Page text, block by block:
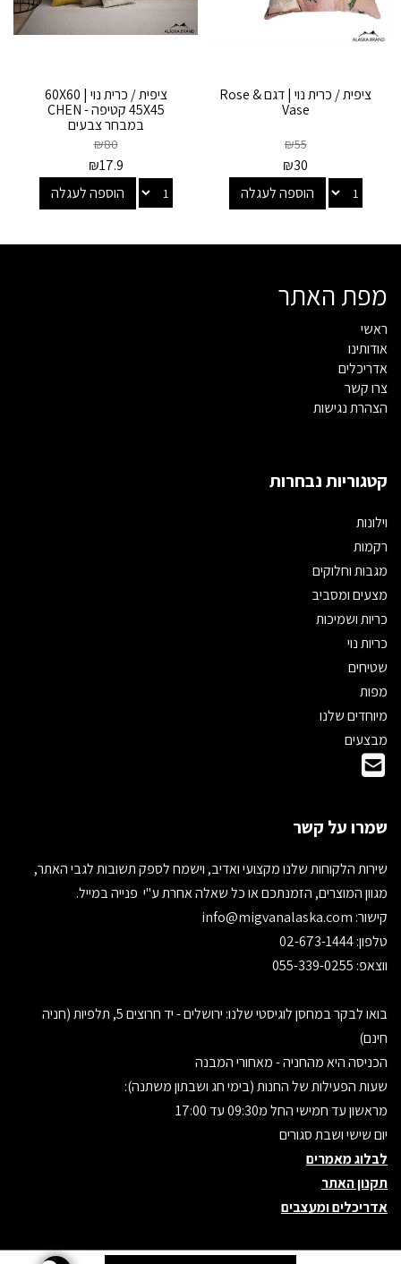
ציפית / כרית נוי | דגם Rose &
Vase
₪55
₪30
הוספה לעגלה
ציפית / כרית נוי 60X60 |
45X45 קטיפה - CHEN
במבחר צבעים
₪80
₪17.9
הוספה לעגלה
מפת האתר
ראשי
אודותינו
אדריכלים
צרו קשר
הצהרת נגישות
קטגוריות נבחרות
וילונות
רקמות
מגבות וחלוקים
מצעים ומסביב
כריות ושמיכות
כריות נוי
שטיחים
מפות
מיוחדים שלנו
מבצעים
שמרו על קשר
שירות הלקוחות שלנו מקצועי ואדיב, וישמח לספק תשובות לגבי האתר,
מגוון המוצרים, הזמנתכם או כל שאלה אחרת ע"י פנייה במייל.
קישור:
טלפון: 02-673-1444
ווצאפ: 055-339-0255
בואו לבקר במחסן לוגיסטי שלנו: ירושלים - יד חרוצים 5, תלפיות (חניה
חינם)
הכניסה היא מהחניה - מאחורי המבנה
שעות הפעילות של החנות (בימי חג ושבתון משתנה):
מראשון עד חמישי החל מ09:30 עד 17:00
יום שישי ושבת סגורים
לבלוג מאמרים
תקנון האתר
אדריכלים ומעצבים